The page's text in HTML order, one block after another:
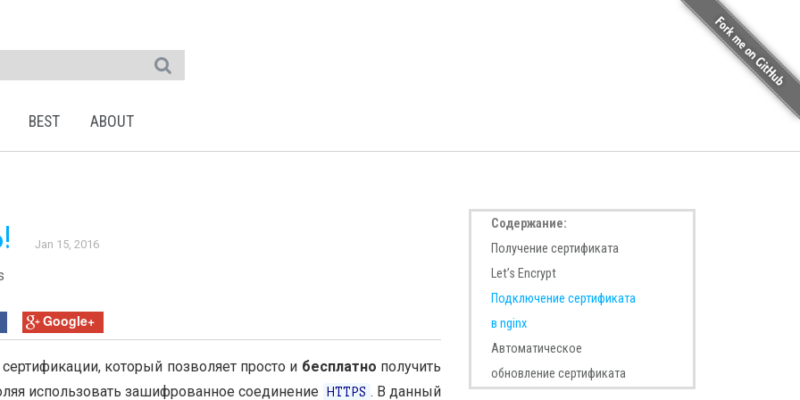
BEST ABOUT
Jan 15, 2016
Google+
который позволяет просто и бесплатно получить
использовать зашифрованное соединение
HTTPS . В данный
Cодержание:
Получение сертификата
Let’s Encrypt
Подключение сертификата
в nginx
Автоматическое
обновление сертификата